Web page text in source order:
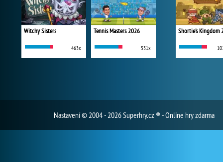
Witchy Sisters
463x
Tennis Masters 2026
531x
Shortie's Kingdom
Nastavení© 2004 - 2026 Superhry.cz ® - Online hry zdarma